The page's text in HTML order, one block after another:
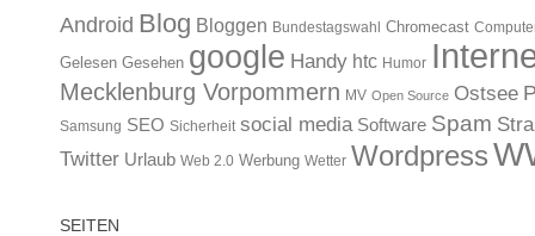
Android Blog Bloggen Bundestagswahl Chromecast
Gelesen Gesehen google Handy htc Humor
Mecklenburg Vorpommern MV Open Source Ostsee
Samsung SEO Sicherheit social media Software Spam
Twitter Urlaub Web 2.0 Werbung Wetter Wordpress
SEITEN